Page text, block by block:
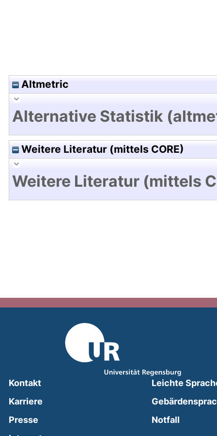
Altmetric
Alternative Statistik
Weitere Literatur (mittels CORE)
Weitere Literatur (mittels
Kontakt
Karriere
Presse
Leichte
Notfall